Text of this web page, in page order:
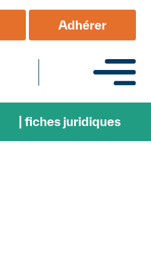
Adhérer
| fiches juridiques